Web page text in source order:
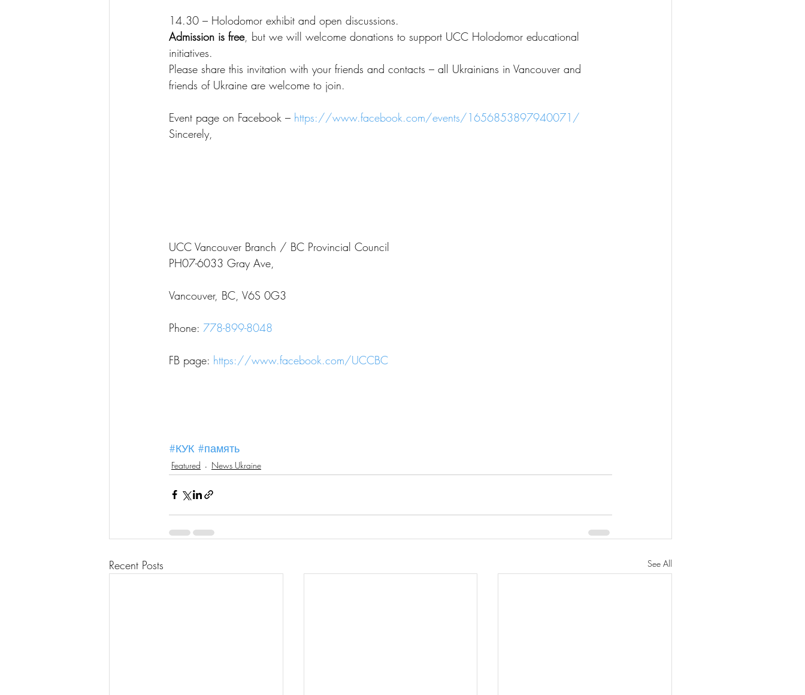
14.30 – Holodomor exhibit and open discussions.
Admission is free, but we will welcome donations to support UCC Holodomor educational
initiatives.
Please share this invitation with your friends and contacts – all Ukrainians in Vancouver and
friends of Ukraine are welcome to join.
Event page on Facebook – https://www.facebook.com/events/1656853897940071/
Sincerely,
UCC Vancouver Branch / BC Provincial Council
PH07-6033 Gray Ave,
Vancouver, BC, V6S 0G3
Phone: 778-899-8048
FB page: https://www.facebook.com/UCCBC
#КУК #память
Featured News Ukraine
Recent Posts See All